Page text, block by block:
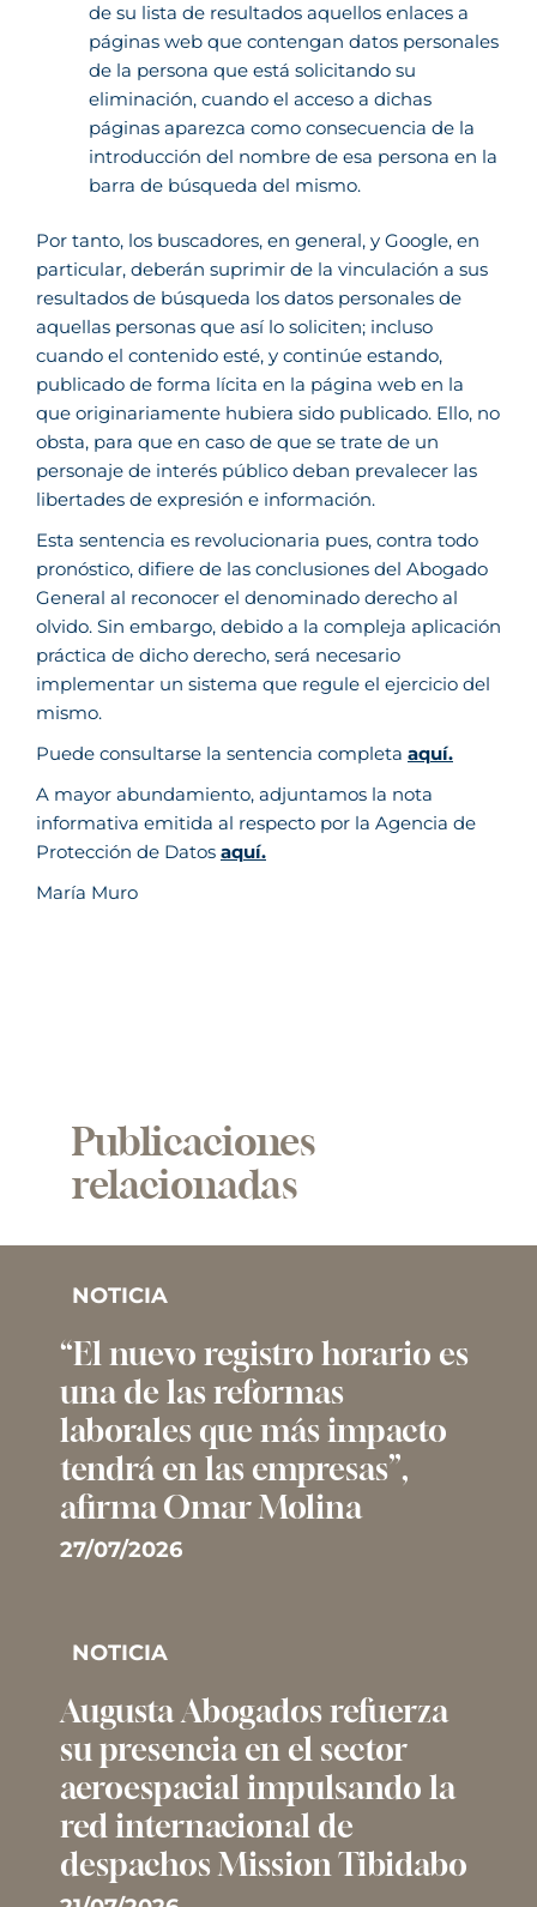
de su lista de resultados aquellos enlaces a
páginas web que contengan datos personales
de la persona que está solicitando su
eliminación, cuando el acceso a dichas
páginas aparezca como consecuencia de la
introducción del nombre de esa persona en la
barra de búsqueda del mismo.
Por tanto, los buscadores, en general, y Google, en
particular, deberán suprimir de la vinculación a sus
resultados de búsqueda los datos personales de
aquellas personas que así lo soliciten; incluso
cuando el contenido esté, y continúe estando,
publicado de forma lícita en la página web en la
que originariamente hubiera sido publicado. Ello, no
obsta, para que en caso de que se trate de un
personaje de interés público deban prevalecer las
libertades de expresión e información.
Esta sentencia es revolucionaria pues, contra todo
pronóstico, difiere de las conclusiones del Abogado
General al reconocer el denominado derecho al
olvido. Sin embargo, debido a la compleja aplicación
práctica de dicho derecho, será necesario
implementar un sistema que regule el ejercicio del
mismo.
Puede consultarse la sentencia completa aquí.
A mayor abundamiento, adjuntamos la nota
informativa emitida al respecto por la Agencia de
Protección de Datos aquí.
María Muro
Publicaciones
relacionadas
NOTICIA
“El nuevo registro horario es
una de las reformas
laborales que más impacto
tendrá en las empresas”,
afirma Omar Molina
27/07/2026
NOTICIA
Augusta Abogados refuerza
su presencia en el sector
aeroespacial impulsando la
red internacional de
despachos Mission Tibidabo